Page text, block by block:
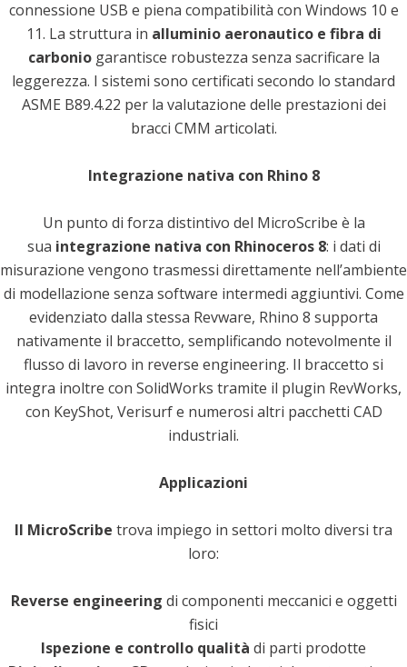
connessione USB e piena compatibilità con Windows 10 e
11. La struttura in alluminio aeronautico e fibra di
carboniogarantisce robustezza senza sacrificare la
leggerezza. I sistemi sono certificati secondo lo standard
ASME B89.4.22 per la valutazione delle prestazioni dei
bracci CMM articolati.
Integrazione nativa con Rhino 8
Un punto di forza distintivo del MicroScribe è la
sua integrazione nativa con Rhinoceros 8: i dati di
misurazione vengono trasmessi direttamente nell’ambiente
di modellazione senza software intermedi aggiuntivi. Come
evidenziato dalla stessa Revware, Rhino 8 supporta
nativamente il braccetto, semplificando notevolmente il
flusso di lavoro in reverse engineering. Il braccetto si
integra inoltre con SolidWorks tramite il plugin RevWorks,
con KeyShot, Verisurf e numerosi altri pacchetti CAD
industriali.
Applicazioni
Il MicroScribe trova impiego in settori molto diversi tra
loro:
Reverse engineering di componenti meccanici e oggetti
fisici
Ispezione e controllo qualità di parti prodotte